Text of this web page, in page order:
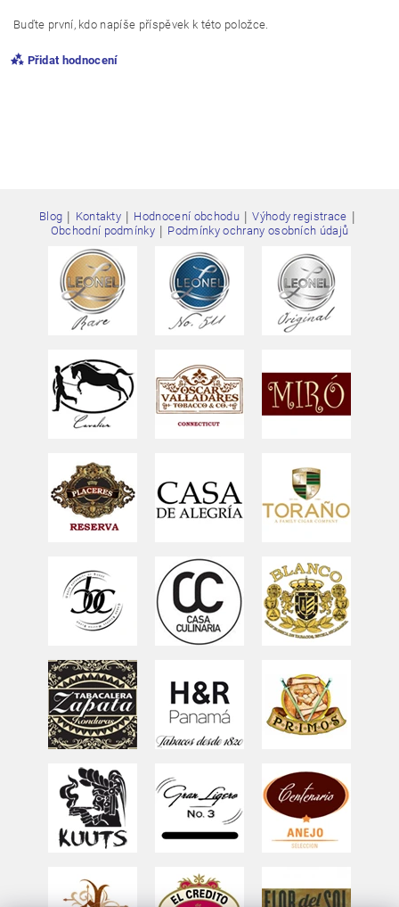
Buďte první, kdo napíše příspěvek k této položce.
Přidat hodnocení
podmínkami ochrany
Blog | Kontakty | Hodnocení obchodu | Výhody registrace |
Obchodní podmínky | Podmínky ochrany osobních údajů